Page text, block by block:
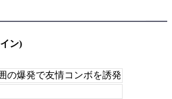
ン)
の爆発で友情コンボを誘発